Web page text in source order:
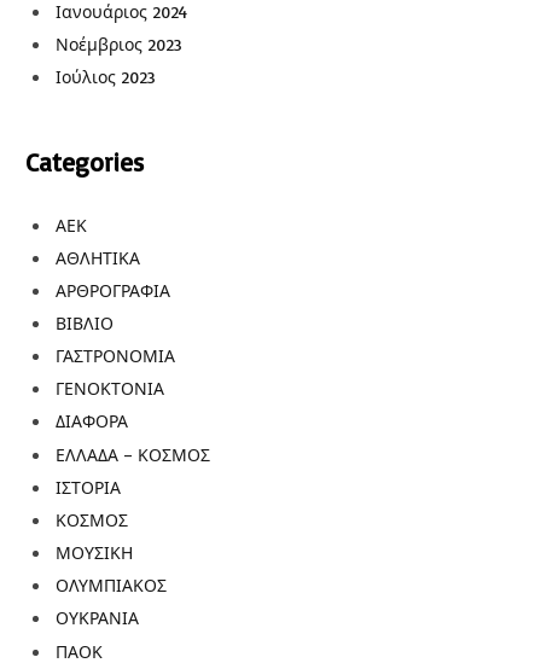
Ιανουάριος 2024
Νοέμβριος 2023
Ιούλιος 2023
Categories
ΑΕΚ
ΑΘΛΗΤΙΚΑ
ΑΡΘΡΟΓΡΑΦΙΑ
ΒΙΒΛΙΟ
ΓΑΣΤΡΟΝΟΜΙΑ
ΓΕΝΟΚΤΟΝΙΑ
ΔΙΑΦΟΡΑ
ΕΛΛΑΔΑ – ΚΟΣΜΟΣ
ΙΣΤΟΡΙΑ
ΚΟΣΜΟΣ
ΜΟΥΣΙΚΗ
ΟΛΥΜΠΙΑΚΟΣ
ΟΥΚΡΑΝΙΑ
ΠΑΟΚ